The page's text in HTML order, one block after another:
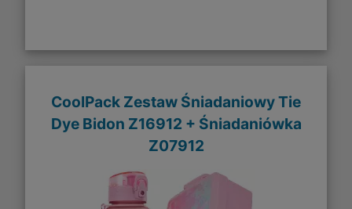
CoolPack Zestaw Śniadaniowy Tie
Dye Bidon Z16912 + Śniadaniówka
Z07912